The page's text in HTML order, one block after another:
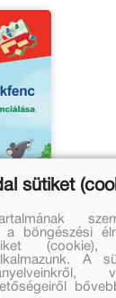
sütiket
a böngészési
A